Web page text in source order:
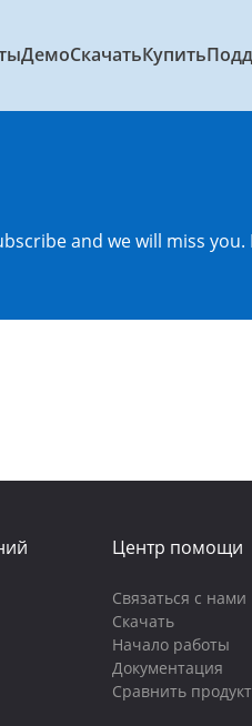
ДемоСкачатьКупить
and we will miss
Центр помощи
Связаться с нами
Скачать
Начало работы
Документация
Сравнить